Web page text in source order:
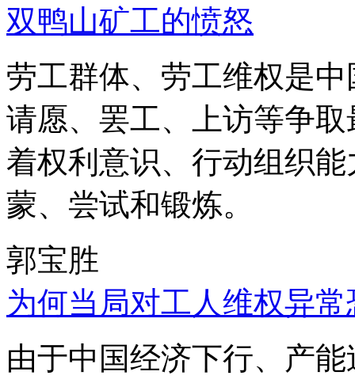
双鸭山矿工的愤怒
劳工群体、劳工维权是
请愿、罢工、上访等争
着权利意识、行动组织
蒙、尝试和锻炼。
郭宝胜
为何当局对工人维权异
由于中国经济下行、产